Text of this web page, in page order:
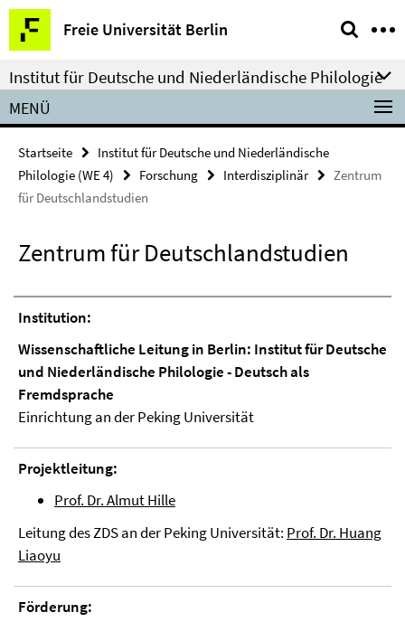
Springe
direkt
zu
Inhalt
Freie Universität Berlin
Service-
Navigation
Institut für Deutsche und Niederländische Philologie
MENÜ
Startseite
Institut für Deutsche und Niederländische
Philologie (WE 4)
Forschung Interdisziplinär
Zentrum
für Deutschlandstudien
Zentrum für Deutschlandstudien
Institution:
Wissenschaftliche Leitung in Berlin: Institut für Deutsche
und Niederländische Philologie - Deutsch als
Fremdsprache
Einrichtung an der Peking Universität
Projektleitung:
Prof. Dr. Almut Hille
Leitung des ZDS an der Peking Universität: Prof. Dr. Huang
Liaoyu
Förderung: